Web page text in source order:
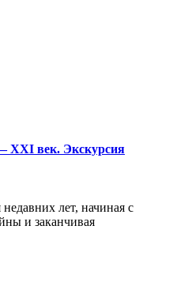
XXI век. Экскурсия
лет, начиная с
и заканчивая